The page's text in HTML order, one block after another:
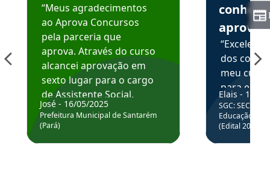
“Meus agradecimentos
ao Aprova Concursos
pela parceria que
aprova. Através do curso
alcancei aprovação em
sexto lugar para o cargo
de Assistente Social.
Hoje estou atuando na
Prefeitura de Santarém.
José - 16/05/2025
Prefeitura Municipal de Santarém
(Pará)
aprova
dos
meu
para
colocar
através
de
Elais - 15/
SGC: SEC BA
Educação
(Edital